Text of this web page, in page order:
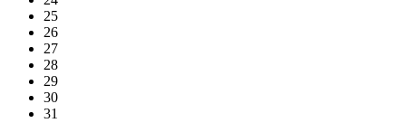
25
26
27
28
29
30
31